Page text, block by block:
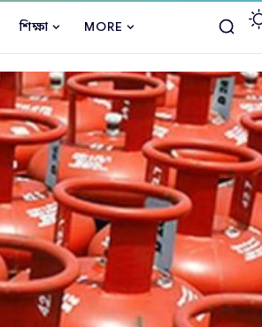
শিক্ষা MORE